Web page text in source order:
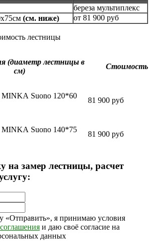
береза мультиплекс
(см. ниже) от 81 900 руб
лестницы
(диаметр лестницы в
см)
Стоимость
MINKA Suono 120*60
81 900 руб
MINKA Suono 140*75
81 900 руб
на замер лестницы, расчет
«Отправить», я принимаю условия
и даю своё согласие на
данных